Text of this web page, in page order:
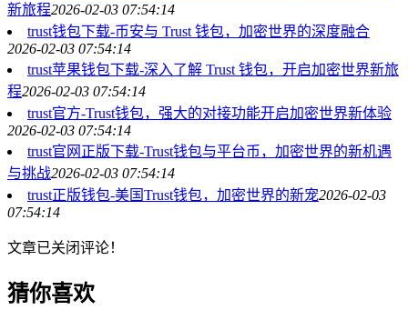
新旅程2026-02-03 07:54:14
trust钱包下载-币安与 Trust 钱包，加密世界的深度融合
2026-02-03 07:54:14
trust苹果钱包下载-深入了解 Trust 钱包，开启加密世界新旅
程2026-02-03 07:54:14
trust官方-Trust钱包，强大的对接功能开启加密世界新体验
2026-02-03 07:54:14
trust官网正版下载-Trust钱包与平台币，加密世界的新机遇
与挑战2026-02-03 07:54:14
trust正版钱包-美国Trust钱包，加密世界的新宠2026-02-03
07:54:14
文章已关闭评论！
猜你喜欢